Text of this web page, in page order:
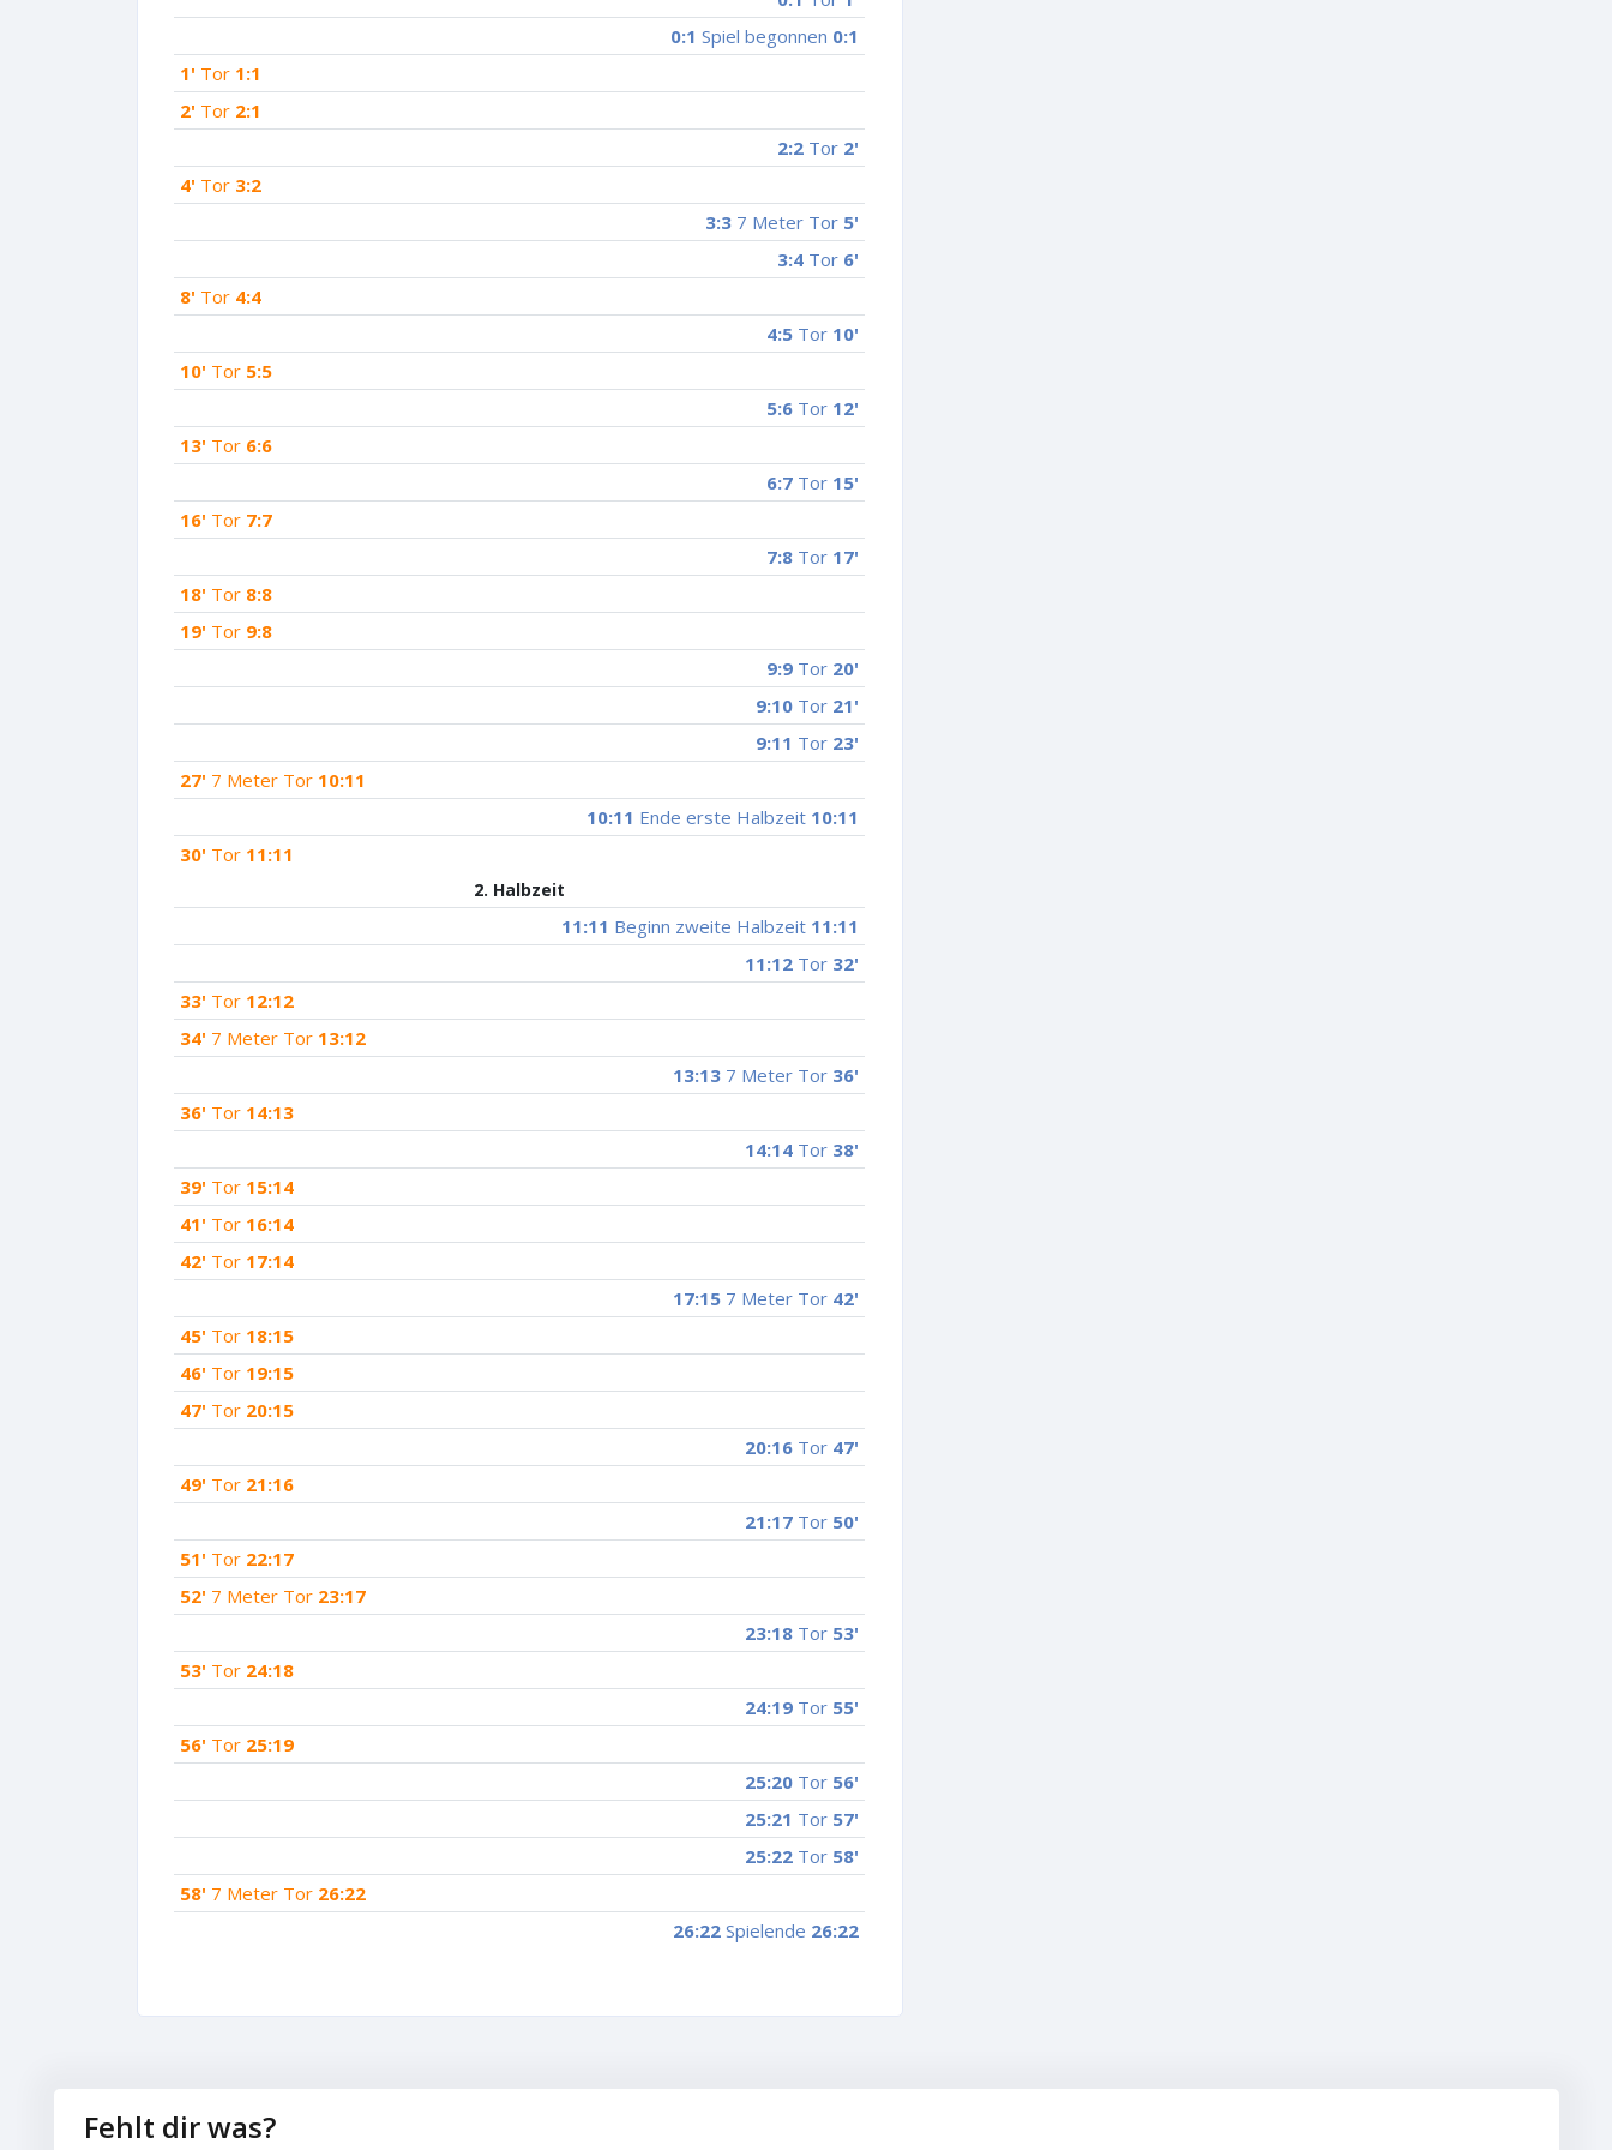
0:1 Spiel begonnen 0:1
1' Tor 1:1
2' Tor 2:1
2:2 Tor 2'
4' Tor 3:2
3:3 7 Meter Tor 5'
3:4 Tor 6'
8' Tor 4:4
4:5 Tor 10'
10' Tor 5:5
5:6 Tor 12'
13' Tor 6:6
6:7 Tor 15'
16' Tor 7:7
7:8 Tor 17'
18' Tor 8:8
19' Tor 9:8
9:9 Tor 20'
9:10 Tor 21'
9:11 Tor 23'
27' 7 Meter Tor 10:11
10:11 Ende erste Halbzeit 10:11
30' Tor 11:11
2. Halbzeit
11:11 Beginn zweite Halbzeit 11:11
11:12 Tor 32'
33' Tor 12:12
34' 7 Meter Tor 13:12
13:13 7 Meter Tor 36'
36' Tor 14:13
14:14 Tor 38'
39' Tor 15:14
41' Tor 16:14
42' Tor 17:14
17:15 7 Meter Tor 42'
45' Tor 18:15
46' Tor 19:15
47' Tor 20:15
20:16 Tor 47'
49' Tor 21:16
21:17 Tor 50'
51' Tor 22:17
52' 7 Meter Tor 23:17
23:18 Tor 53'
53' Tor 24:18
24:19 Tor 55'
56' Tor 25:19
25:20 Tor 56'
25:21 Tor 57'
25:22 Tor 58'
58' 7 Meter Tor 26:22
26:22 Spielende 26:22
Fehlt dir was?